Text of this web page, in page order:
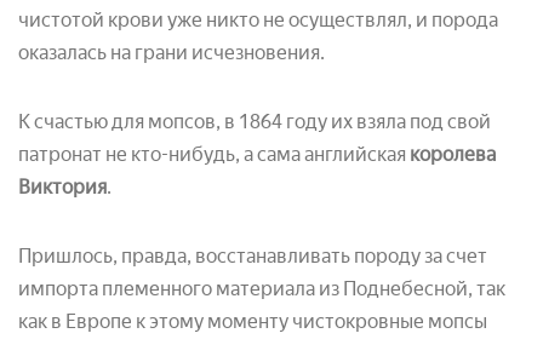
чистотой крови уже никто не осуществлял, и порода
оказалась на грани исчезновения.
К счастью для мопсов, в 1864 году их взяла под свой
патронат не кто-нибудь, а сама английская королева
Виктория.
Пришлось, правда, восстанавливать породу за счет
импорта племенного материала из Поднебесной, так
как в Европе к этому моменту чистокровные мопсы